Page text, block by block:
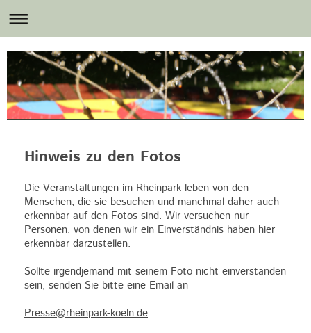
Hinweis zu den Fotos
Die Veranstaltungen im Rheinpark leben von den
Menschen, die sie besuchen und manchmal daher auch
erkennbar auf den Fotos sind. Wir versuchen nur
Personen, von denen wir ein Einverständnis haben hier
erkennbar darzustellen.
Sollte irgendjemand mit seinem Foto nicht einverstanden
sein, senden Sie bitte eine Email an
Presse@rheinpark-koeln.de